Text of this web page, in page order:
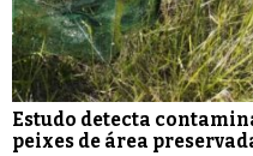
Estudo detecta
peixes de área